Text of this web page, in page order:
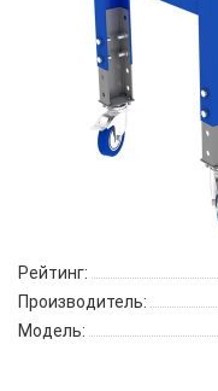
Рейтинг:
Производитель:
Модель: